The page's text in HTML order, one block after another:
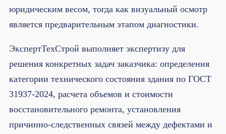
юридическим весом, тогда как визуальный осмотр
является предварительным этапом диагностики.
ЭкспертТехСтрой выполняет экспертизу для
решения конкретных задач заказчика: определения
категории технического состояния здания по ГОСТ
31937-2024, расчета объемов и стоимости
восстановительного ремонта, установления
причинно-следственных связей между дефектами и